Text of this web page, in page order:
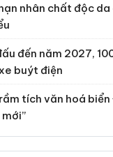
nhân chất độc
đến năm 2027,
buýt điện
tích văn hoá